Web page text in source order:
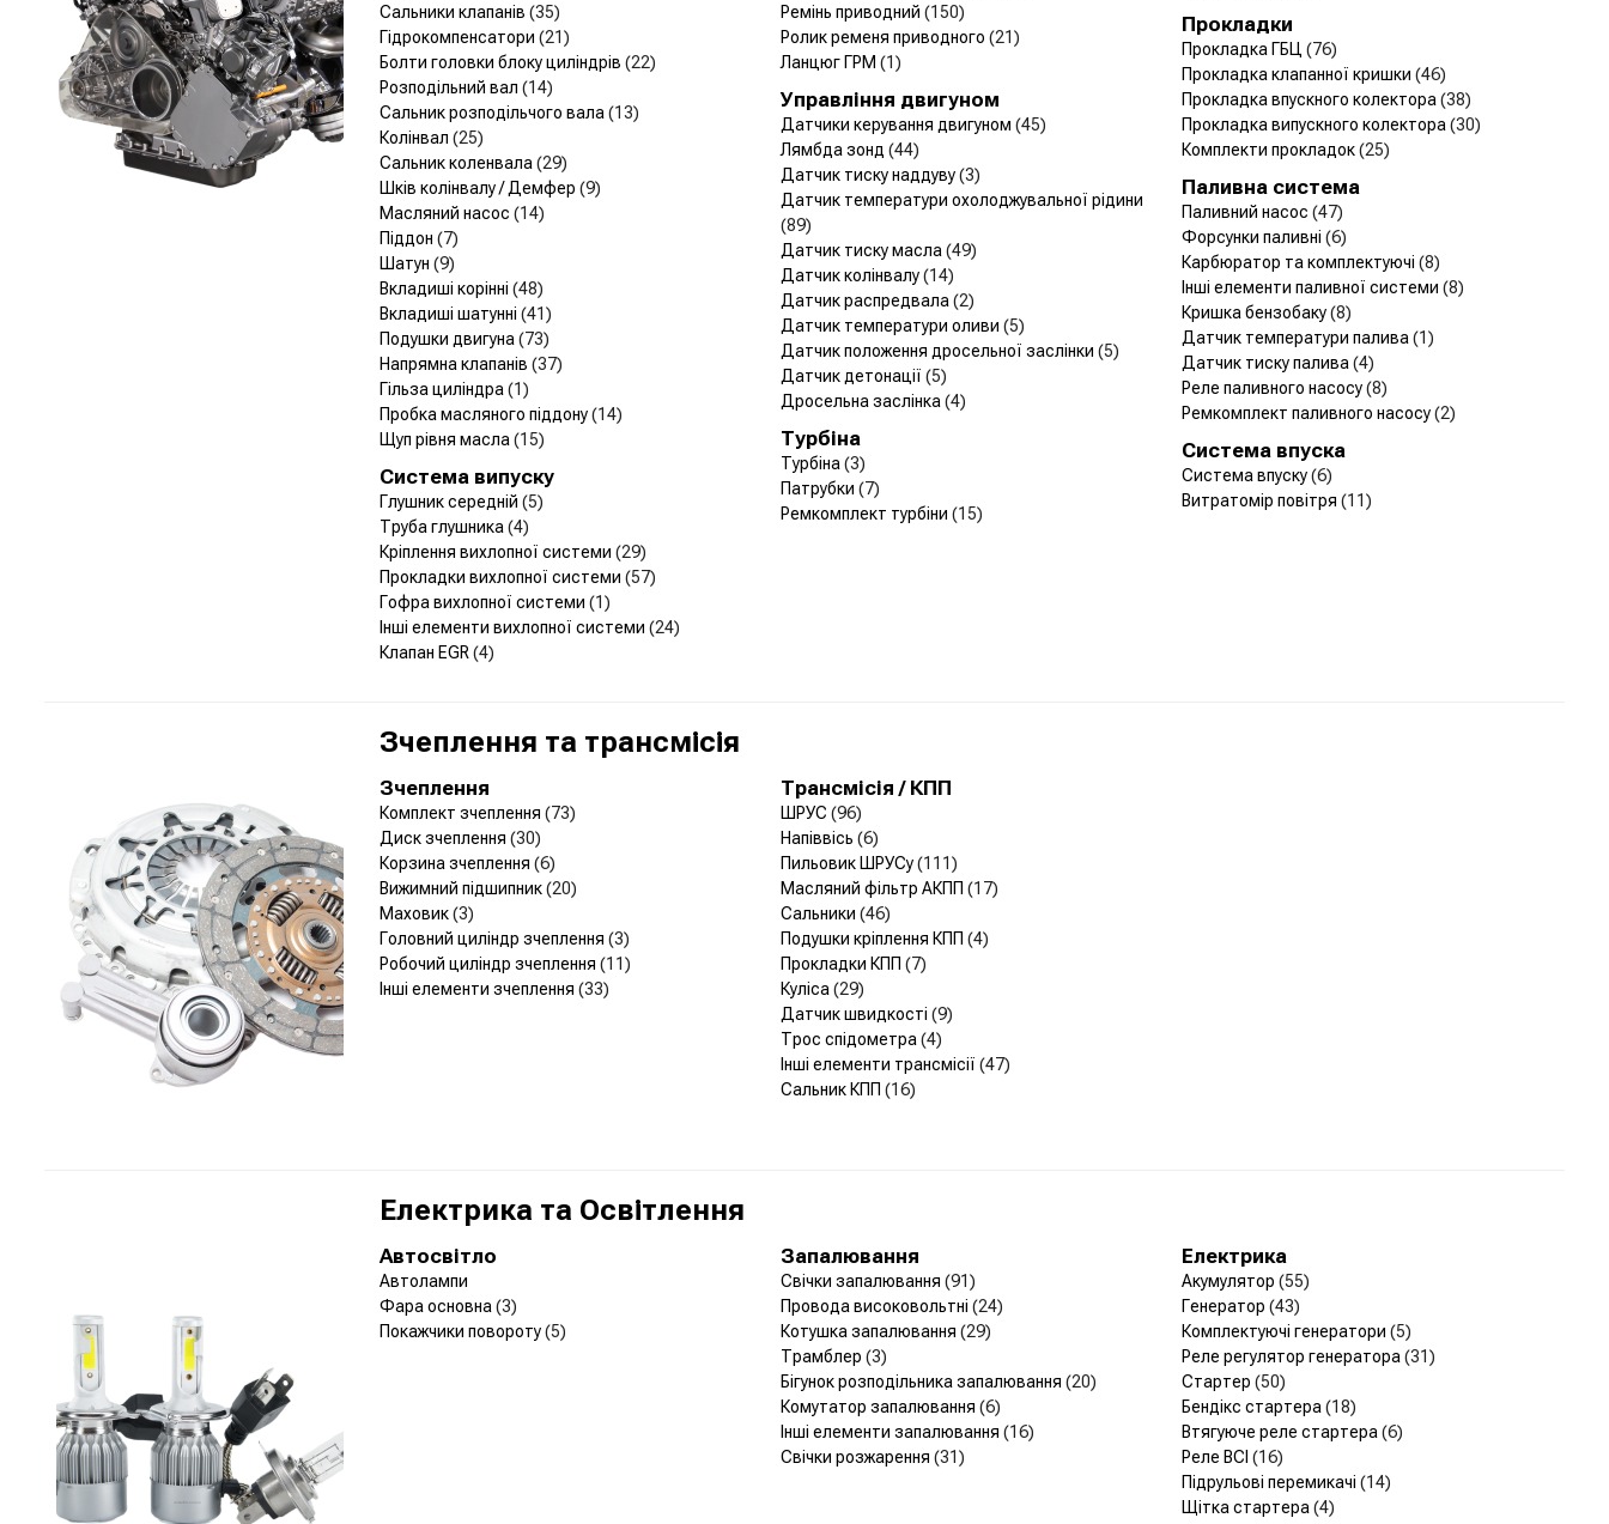
Сальники клапанів (35)
Гідрокомпенсатори (21)
Болти головки блоку циліндрів (22)
Розподільний вал (14)
Сальник розподільчого вала (13)
Колінвал (25)
Сальник коленвала (29)
Шків колінвалу / Демфер (9)
Масляний насос (14)
Піддон (7)
Шатун (9)
Вкладиші корінні (48)
Вкладиші шатунні (41)
Подушки двигуна (73)
Напрямна клапанів (37)
Гільза циліндра (1)
Пробка масляного піддону(14)
Щуп рівня масла (15)
Ремінь приводний (150)
Ролик ременя приводного (21)
Ланцюг ГРМ (1)
Прокладки
Прокладка ГБЦ (76)
Прокладка клапанної кришки (46)
Прокладка впускного колектора (38)
Прокладка випускного колектора (30)
Комплекти прокладок(25)
Управління двигуном
Датчики керування двигуном (45)
Лямбда зонд (44)
Датчик тиску наддуву(3)
Датчик температури охолоджувальної рідини
(89)
Датчик тиску масла (49)
Датчик колінвалу(14)
Датчик распредвала (2)
Датчик температури оливи (5)
Датчик положення дросельної заслінки (5)
Датчик детонації (5)
Дросельна заслінка (4)
Паливна система
Паливний насос (47)
Форсунки паливні (6)
Карбюратор та комплектуючі (8)
Інші елементи паливної системи (8)
Кришка бензобаку(8)
Датчик температури палива (1)
Датчик тиску палива (4)
Реле паливного насосу(8)
Ремкомплект паливного насосу(2)
Турбіна
Турбіна (3)
Патрубки (7)
Ремкомплект турбіни (15)
Система впуска
Система впуску(6)
Витратомір повітря (11)
Система випуску
Глушник середній (5)
Труба глушника (4)
Кріплення вихлопної системи (29)
Прокладки вихлопної системи (57)
Гофра вихлопної системи (1)
Інші елементи вихлопної системи (24)
Клапан EGR (4)
Зчеплення та трансмісія
Зчеплення
Комплект зчеплення (73)
Диск зчеплення (30)
Корзина зчеплення (6)
Вижимний підшипник(20)
Маховик(3)
Головний циліндр зчеплення (3)
Робочий циліндр зчеплення (11)
Інші елементи зчеплення (33)
Трансмісія / КПП
ШРУС (96)
Напіввісь (6)
Пильовик ШРУСу(111)
Масляний фільтр АКПП (17)
Сальники (46)
Подушки кріплення КПП (4)
Прокладки КПП (7)
Куліса (29)
Датчик швидкості (9)
Трос спідометра (4)
Інші елементи трансмісії (47)
Сальник КПП (16)
Електрика та Освітлення
Автосвітло
Автолампи
Фара основна (3)
Покажчики повороту(5)
Запалювання
Свічки запалювання (91)
Провода високовольтні (24)
Котушка запалювання (29)
Трамблер (3)
Бігунок розподільника запалювання (20)
Комутатор запалювання (6)
Інші елементи запалювання (16)
Свічки розжарення (31)
Електрика
Акумулятор (55)
Генератор (43)
Комплектуючі генератори (5)
Реле регулятор генератора (31)
Стартер (50)
Бендікс стартера (18)
Втягуюче реле стартера (6)
Реле ВСІ (16)
Підрульові перемикачі (14)
Щітка стартера (4)